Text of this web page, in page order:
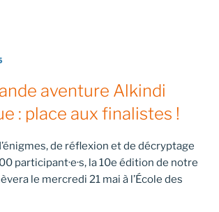
aventure Alkindi
: place aux finalistes !
de réflexion et de décryptage
participant·e·s, la 10e édition de notre
le mercredi 21 mai à l’École des